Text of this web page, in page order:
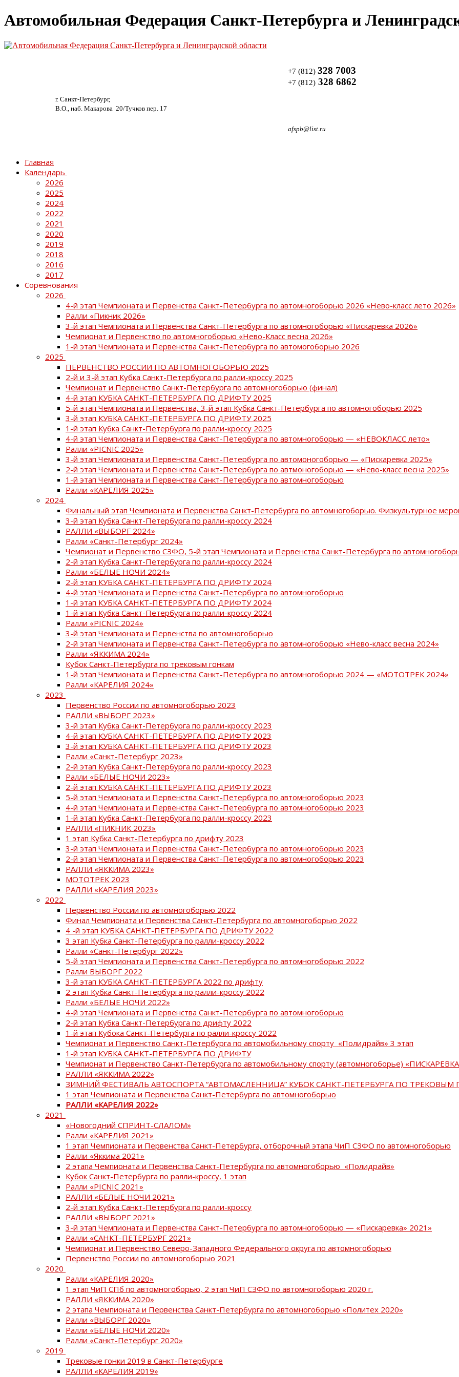
Автомобильная Федерация Санкт-Петербурга и
г. Санкт-Петербург,
В.О., наб. Макарова 20/Тучков пер. 17
+7 (812) 328 7003
+7 (812) 328 6862
afspb@list.ru
Главная
Календарь
2026
2025
2024
2022
2021
2020
2019
2018
2016
2017
Соревнования
2026
4-й этап Чемпионата и Первенства Санкт-Петербурга по автомногоборью 2026 «Нево-класс лето 2026»
Ралли «Пикник 2026»
3-й этап Чемпионата и Первенства Санкт-Петербурга по автомногоборью «Пискаревка 2026»
Чемпионат и Первенство по автомногоборью «Нево-Класс весна 2026»
1-й этап Чемпионата и Первенства Санкт-Петербурга по автомогоборью 2026
2025
ПЕРВЕНСТВО РОССИИ ПО АВТОМНОГОБОРЬЮ 2025
2-й и 3-й этап Кубка Санкт-Петербурга по ралли-кроссу 2025
Чемпионат и Первенство Санкт-Петербурга по автомногоборью (финал)
4-й этап КУБКА САНКТ-ПЕТЕРБУРГА ПО ДРИФТУ 2025
5-й этап Чемпионата и Первенства, 3-й этап Кубка Санкт-Петербурга по автомногоборью 2025
3-й этап КУБКА САНКТ-ПЕТЕРБУРГА ПО ДРИФТУ 2025
1-й этап Кубка Санкт-Петербурга по ралли-кроссу 2025
4-й этап Чемпионата и Первенства Санкт-Петербурга по автомногоборью — «НЕВОКЛАСС лето»
Ралли «PICNIC 2025»
3-й этап Чемпионата и Первенства Санкт-Петербурга по автомоногоборью — «Пискаревка 2025»
2-й этап Чемпионата и Первенства Санкт-Петербурга по автмоногоборью — «Нево-класс весна 2025»
1-й этап Чемпионата и Первенства Санкт-Петербурга по автомногоборью
Ралли «КАРЕЛИЯ 2025»
2024
Финальный этап Чемпионата и Первенства Санкт-Петербурга по автомногоборью. Физкультурное
3-й этап Кубка Санкт-Петербурга по ралли-кроссу 2024
РАЛЛИ «ВЫБОРГ 2024»
Ралли «Санкт-Петербург 2024»
Чемпионат и Первенство СЗФО, 5-й этап Чемпионата и Первенства Санкт-Петербурга по
2-й этап Кубка Санкт-Петербурга по ралли-кроссу 2024
Ралли «БЕЛЫЕ НОЧИ 2024»
2-й этап КУБКА САНКТ-ПЕТЕРБУРГА ПО ДРИФТУ 2024
4-й этап Чемпионата и Первенства Санкт-Петербурга по автомногоборью
1-й этап КУБКА САНКТ-ПЕТЕРБУРГА ПО ДРИФТУ 2024
1-й этап Кубка Санкт-Петербурга по ралли-кроссу 2024
Ралли «PICNIC 2024»
3-й этап Чемпионата и Первенства по автомногоборью
2-й этап Чемпионата и Первенства Санкт-Петербурга по автомногоборью «Нево-класс весна 2024»
Ралли «ЯККИМА 2024»
Кубок Санкт-Петербурга по трековым гонкам
1-й этап Чемпионата и Первенства Санкт-Петербурга по автомногоборью 2024 — «МОТОТРЕК 2024»
Ралли «КАРЕЛИЯ 2024»
2023
Первенство России по автомногоборью 2023
РАЛЛИ «ВЫБОРГ 2023»
3-й этап Кубка Санкт-Петербурга по ралли-кроссу 2023
4-й этап КУБКА САНКТ-ПЕТЕРБУРГА ПО ДРИФТУ 2023
3-й этап КУБКА САНКТ-ПЕТЕРБУРГА ПО ДРИФТУ 2023
Ралли «Санкт-Петербург 2023»
2-й этап Кубка Санкт-Петербурга по ралли-кроссу 2023
Ралли «БЕЛЫЕ НОЧИ 2023»
2-й этап КУБКА САНКТ-ПЕТЕРБУРГА ПО ДРИФТУ 2023
5-й этап Чемпионата и Первенства Санкт-Петербурга по автомногоборью 2023
4-й этап Чемпионата и Первенства Санкт-Петербурга по автомногоборью 2023
1-й этап Кубка Санкт-Петербурга по ралли-кроссу 2023
РАЛЛИ «ПИКНИК 2023»
1 этап Кубка Санкт-Петербурга по дрифту 2023
3-й этап Чемпионата и Первенства Санкт-Петербурга по автомногоборью 2023
2-й этап Чемпионата и Первенства Санкт-Петербурга по автомногоборью 2023
РАЛЛИ «ЯККИМА 2023»
МОТОТРЕК 2023
РАЛЛИ «КАРЕЛИЯ 2023»
2022
Первенство России по автомногоборью 2022
Финал Чемпионата и Первенства Санкт-Петербурга по автомногоборью 2022
4 -й этап КУБКА САНКТ-ПЕТЕРБУРГА ПО ДРИФТУ 2022
3 этап Кубка Санкт-Петербурга по ралли-кроссу 2022
Ралли «Санкт-Петербург 2022»
5-й этап Чемпионата и Первенства Санкт-Петербурга по автомногоборью 2022
Ралли ВЫБОРГ 2022
3-й этап КУБКА САНКТ-ПЕТЕРБУРГА 2022 по дрифту
2 этап Кубка Санкт-Петербурга по ралли-кроссу 2022
Ралли «БЕЛЫЕ НОЧИ 2022»
4-й этап Чемпионата и Первенства Санкт-Петербурга по автомногоборью
2-й этап Кубка Санкт-Петербурга по дрифту 2022
1-й этап Кубока Санкт-Петербурга по ралли-кроссу 2022
Чемпионат и Первенство Санкт-Петербурга по автомобильному спорту «Полидрайв» 3 этап
1-й этап КУБКА САНКТ-ПЕТЕРБУРГА ПО ДРИФТУ
Чемпионат и Первенство Санкт-Петербурга по автомобильному спорту (автомногоборье)
РАЛЛИ «ЯККИМА 2022»
ЗИМНИЙ ФЕСТИВАЛЬ АВТОСПОРТА “АВТОМАСЛЕННИЦА” КУБОК САНКТ-ПЕТЕРБУРГА ПО ТРЕКОВЫМ
1 этап Чемпионата и Первенства Санкт-Петербурга по автомногоборью
РАЛЛИ «КАРЕЛИЯ 2022»
2021
«Новогодний СПРИНТ-СЛАЛОМ»
Ралли «КАРЕЛИЯ 2021»
1 этап Чемпионата и Первенства Санкт-Петербурга, отборочный этапа ЧиП СЗФО по автомногоборью
Ралли «Яккима 2021»
2 этапа Чемпионата и Первенства Санкт-Петербурга по автомногоборью «Полидрайв»
Кубок Санкт-Петербурга по ралли-кроссу, 1 этап
Ралли «PICNIC 2021»
РАЛЛИ «БЕЛЫЕ НОЧИ 2021»
2-й этап Кубка Санкт-Петербурга по ралли-кроссу
РАЛЛИ «ВЫБОРГ 2021»
3-й этап Чемпионата и Первенства Санкт-Петербурга по автомногоборью — «Пискаревка» 2021»
Ралли «САНКТ-ПЕТЕРБУРГ 2021»
Чемпионат и Первенство Северо-Западного Федерального округа по автомногоборью
Первенство России по автомногоборью 2021
2020
Ралли «КАРЕЛИЯ 2020»
1 этап ЧиП СПб по автомногоборью, 2 этап ЧиП СЗФО по автомногоборью 2020 г.
РАЛЛИ «ЯККИМА 2020»
2 этапа Чемпионата и Первенства Санкт-Петербурга по автомногоборью «Политех 2020»
Ралли «ВЫБОРГ 2020»
Ралли «БЕЛЫЕ НОЧИ 2020»
Ралли «Санкт-Петербург 2020»
2019
Трековые гонки 2019 в Санкт-Петербурге
РАЛЛИ «КАРЕЛИЯ 2019»